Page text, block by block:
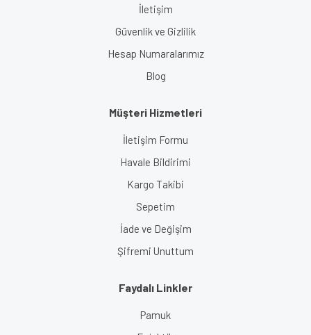
İletişim
Güvenlik ve Gizlilik
Hesap Numaralarımız
Blog
Müşteri Hizmetleri
İletişim Formu
Havale Bildirimi
Kargo Takibi
Sepetim
İade ve Değişim
Şifremi Unuttum
Faydalı Linkler
Pamuk